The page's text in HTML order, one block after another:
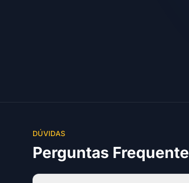
DÚVIDAS
Perguntas